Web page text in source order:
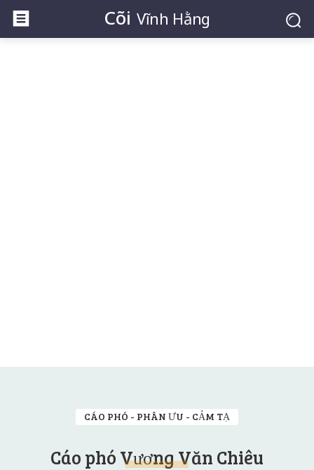
Cõi Vĩnh Hằng
CÁO PHÓ - PHÂN ƯU - CẢM TẠ
Cáo phó Vương Văn Chiêu